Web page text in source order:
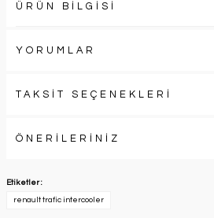
ÜRÜN BİLGİSİ
YORUMLAR
TAKSİT SEÇENEKLERİ
ÖNERİLERİNİZ
Etiketler :
renault trafic intercooler